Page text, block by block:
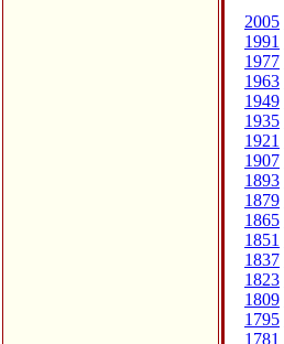
2005
1991
1977
1963
1949
1935
1921
1907
1893
1879
1865
1851
1837
1823
1809
1795
1781